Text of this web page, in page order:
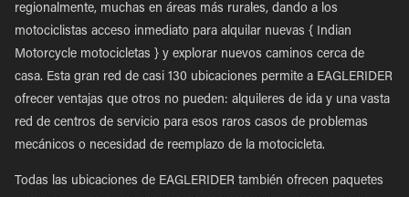
regionalmente, muchas en áreas más rurales, dando a los
motociclistas acceso inmediato para alquilar nuevas { Indian
Motorcycle motocicletas } y explorar nuevos caminos cerca de
casa. Esta gran red de casi 130 ubicaciones permite a EAGLERIDER
ofrecer ventajas que otros no pueden: alquileres de ida y una vasta
red de centros de servicio para esos raros casos de problemas
mecánicos o necesidad de reemplazo de la motocicleta.
Todas las ubicaciones de EAGLERIDER también ofrecen paquetes